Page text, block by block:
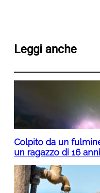
Leggi anche
Colpito da un
un ragazzo di 16